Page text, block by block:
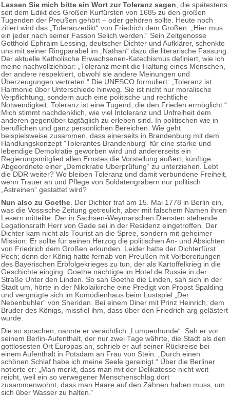
Lassen Sie mich bitte ein Wort zur Toleranz sagen , die spätestens
seit dem Edikt des Großen Kurfürsten von 1685 zu den großen
Tugenden der Preußen gehört – oder gehören sollte. Heute noch
zitiert wird das „Toleranzedikt“ von Friedrich dem Großen: „Hier mus
ein jeder nach seiner Fasson Selich werden.“ Sein Zeitgenosse
Gotthold Ephraim Lessing, deutscher Dichter und Aufklärer, schenkte
uns mit seiner Ringparabel im „Nathan“ dazu die literarische Fassung.
Der aktuelle Katholische Erwachsenen-Katechismus definiert, wie ich
meine nachvollziehbar: „Toleranz meint die Haltung eines Menschen,
der andere respektiert, obwohl sie andere Meinungen und
Überzeugungen vertreten.“ Die UNESCO formuliert: „Toleranz ist
Harmonie über Unterschiede hinweg. Sie ist nicht nur moralische
Verpflichtung, sondern auch eine politische und rechtliche
Notwendigkeit. Toleranz ist eine Tugend, die den Frieden ermöglicht.“
Mich stimmt nachdenklich, wie viel Intoleranz und Unfreiheit dem
anderen gegenüber tagtäglich zu erleben sind. In politischen wie in
beruflichen und ganz persönlichen Bereichen. Wie geht
beispielsweise zusammen, dass einerseits in Brandenburg mit dem
Handlungskonzept "Tolerantes Brandenburg“ für eine starke und
lebendige Demokratie geworben wird und andererseits ein
Regierungsmitglied allen Ernstes die Vorstellung äußert, künftige
Abgeordnete einer „Demokratie Überprüfung“ zu unterziehen. Lebt
die DDR weiter? Wo bleiben Toleranz und damit verbundene Freiheit,
wenn Trauer an und Pflege von Soldatengräbern nur politisch
„Astreinen“ gestattet wird?
Nun also zu Goethe . Der Dichter traf am 15. Mai 1778 in Berlin ein,
was die Vossische Zeitung getreulich, aber mit falschem Namen ihren
Lesern mitteilte: Der in Sachsen-Weymarschen Diensten stehende
Legationsrath Herr von Gade sei in der Residenz eingetroffen. Der
Dichter kam nicht als Tourist an die Spree, sondern mit geheimer
Mission: Er sollte für seinen Herzog die politischen An- und Absichten
von Friedrich dem Großen erkunden. Leider hatte der Dichterfürst
Pech; denn der König hatte fernab von Preußen mit Vorbereitungen
des Bayerischen Erbfolgekrieges zu tun, der als Kartoffelkrieg in die
Geschichte einging. Goethe nächtigte im Hotel de Russie in der
Straße Unter den Linden. So sah Goethe die Linden, sah sich in der
Stadt um, hörte in der Nikolaikirche eine Predigt von Propst Spalding
und vergnügte sich im Komödienhaus beim Lustspiel „Der
Nebenbuhler“ von Sheridan. Bei einem Diner mit Prinz Heinrich, dem
Bruder des Königs, missfiel ihm, dass über den Friedrich arg gelästert
wurde.
Die so sprachen, nannte er verächtlich „Lumpenhunde“. Sah er vor
seinem Berlin-Aufenthalt, der nur zwei Tage währte, die Stadt als den
gottlosesten Ort Europas an, schrieb er auf seiner Rückreise bei
einem Aufenthalt in Potsdam an Frau von Stein: „Durch einen
schönen Schlaf habe ich meine Seele gereinigt.“ Über die Berliner
notierte er: „Man merkt, dass man mit der Delikatesse nicht weit
reicht, weil ein so verwegener Menschenschlag dort
zusammenwohnt, dass man Haare auf den Zähnen haben muss, um
sich über Wasser zu halten.“